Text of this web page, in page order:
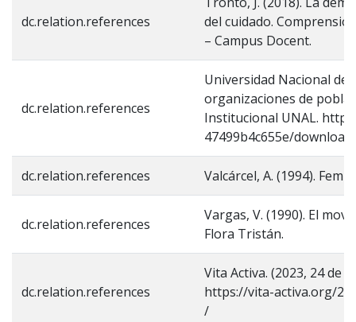
dc.relation.references
del cuidado.
– Campus Docent.
dc.relation.references
Universidad Nacional de
organizaciones de
Institucional UNAL.
47499b4c655e/download
dc.relation.references Valcárcel, A. (1994).
dc.relation.references
Vargas, V. (1990). El
Flora Tristán.
dc.relation.references
Vita Activa. (2023, 24 de
https://vita-activa.org/
/